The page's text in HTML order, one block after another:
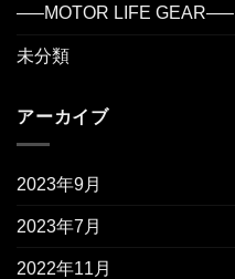
—–MOTOR LIFE GEAR—–
未分類
アーカイブ
2023年9月
2023年7月
2022年11月